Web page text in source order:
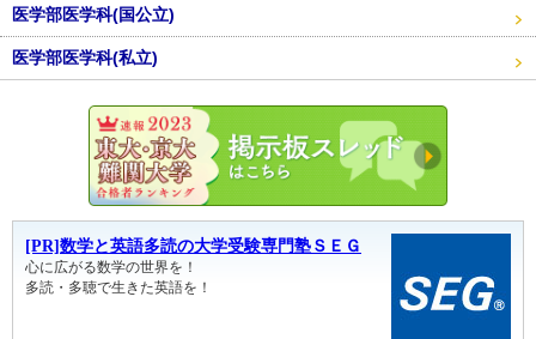
医学部医学科(国公立)
医学部医学科(私立)